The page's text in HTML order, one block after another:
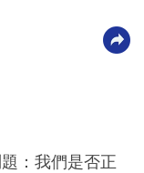
：我們是否正